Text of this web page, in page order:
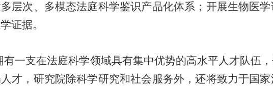
层次、多模态法庭科学鉴识产品化体系；开展生物医
证据。
有一支在法庭科学领域具有集中优势的高水平人才队伍
才，研究院除科学研究和社会服务外，还将致力于国